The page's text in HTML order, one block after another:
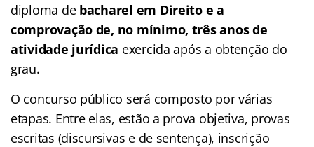
diploma de bacharel em Direito e a
comprovação de, no mínimo, três anos de
atividade jurídica exercida após a obtenção do
grau.
O concurso público será composto por várias
etapas. Entre elas, estão a prova objetiva, provas
escritas (discursivas e de sentença), inscrição